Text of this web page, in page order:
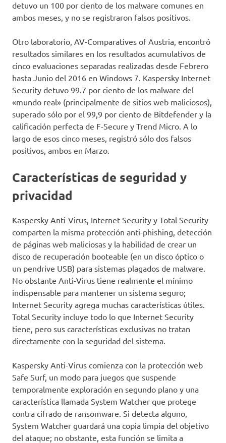
detuvo un 100 por ciento de los malware comunes en
ambos meses, y no se registraron falsos positivos.
Otro laboratorio, AV-Comparatives of Austria, encontró
resultados similares en los resultados acumulativos de
cinco evaluaciones separadas realizadas desde Febrero
hasta Junio del 2016 en Windows 7. Kaspersky Internet
Security detuvo 99.7 por ciento de los malware del
«mundo real» (principalmente de sitios web maliciosos),
superado sólo por el 99,9 por ciento de Bitdefender y la
calificación perfecta de F-Secure y Trend Micro. A lo
largo de esos cinco meses, registró sólo dos falsos
positivos, ambos en Marzo.
Características de seguridad y
privacidad
Kaspersky Anti-Virus, Internet Security y Total Security
comparten la misma protección anti-phishing, detección
de páginas web maliciosas y la habilidad de crear un
disco de recuperación booteable (en un disco óptico o
un pendrive USB) para sistemas plagados de malware.
No obstante Anti-Virus tiene realmente el mínimo
indispensable para mantener un sistema seguro;
Internet Security agrega muchas características útiles.
Total Security incluye todo lo que Internet Security
tiene, pero sus características exclusivas no tratan
directamente con la seguridad del sistema.
Kaspersky Anti-Virus comienza con la protección web
Safe Surf, un modo para juegos que suspende
temporalmente exploración en segundo plano y una
característica llamada System Watcher que protege
contra cifrado de ransomware. Si detecta alguno,
System Watcher guardará una copia limpia del objetivo
del ataque; no obstante, esta función se limita a